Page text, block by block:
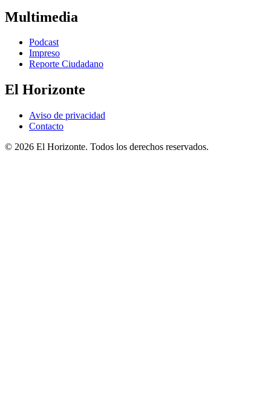
Multimedia
Podcast
Impreso
Reporte Ciudadano
El Horizonte
Aviso de privacidad
Contacto
© 2026 El Horizonte. Todos los derechos reservados.